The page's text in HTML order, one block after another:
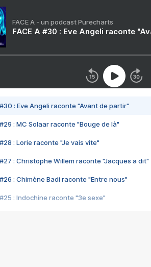
FACE A - un podcast Purecharts
FACE A #30 : Eve Angeli raconte
#30 : Eve Angeli raconte "Avant de partir"
#29 : MC Solaar raconte "Bouge de là"
#28 : Lorie raconte "Je vais vite"
#27 : Christophe Willem raconte "Jacques a dit"
#26 : Chimène Badi raconte "Entre nous"
#25 : Indochine raconte "3e sexe"